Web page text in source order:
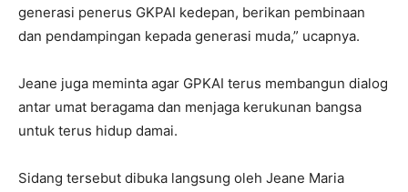
generasi penerus GKPAI kedepan, berikan pembinaan
dan pendampingan kepada generasi muda,” ucapnya.
Jeane juga meminta agar GPKAI terus membangun dialog
antar umat beragama dan menjaga kerukunan bangsa
untuk terus hidup damai.
Sidang tersebut dibuka langsung oleh Jeane Maria